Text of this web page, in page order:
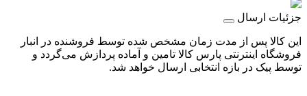
جزئیات ارسال
این کالا پس از مدت زمان مشخص شده توسط فروشنده در انبار
فروشگاه اینترنتی پارس کالا تامین و آماده پردازش می‌گردد و
توسط پیک در بازه انتخابی ارسال خواهد شد.